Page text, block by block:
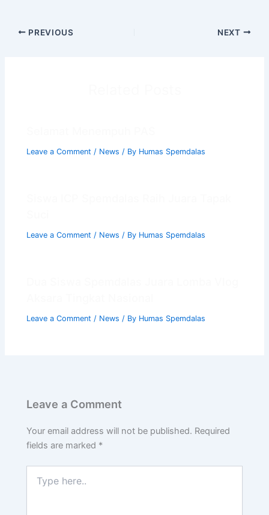
PREVIOUS NEXT
Leave a Comment / News / By Humas Spemdalas
Leave a Comment / News / By Humas Spemdalas
Leave a Comment / News / By Humas Spemdalas
Leave a Comment
Your email address will not be published. Required
fields are marked *
here..